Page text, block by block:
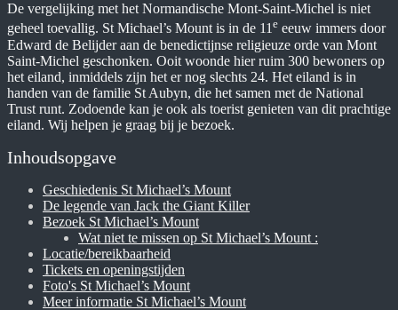
De vergelijking met het Normandische Mont-Saint-Michel is niet
geheel toevallig. St Michael’s Mount is in de 11e eeuw immers door
Edward de Belijder aan de benedictijnse religieuze orde van Mont
Saint-Michel geschonken. Ooit woonde hier ruim 300 bewoners op
het eiland, inmiddels zijn het er nog slechts 24. Het eiland is in
handen van de familie St Aubyn, die het samen met de National
Trust runt. Zodoende kan je ook als toerist genieten van dit prachtige
eiland. Wij helpen je graag bij je bezoek.
Inhoudsopgave
Geschiedenis St Michael’s Mount
De legende van Jack the Giant Killer
Bezoek St Michael’s Mount
Wat niet te missen op St Michael’s Mount :
Locatie/bereikbaarheid
Tickets en openingstijden
Foto's St Michael’s Mount
Meer informatie St Michael’s Mount